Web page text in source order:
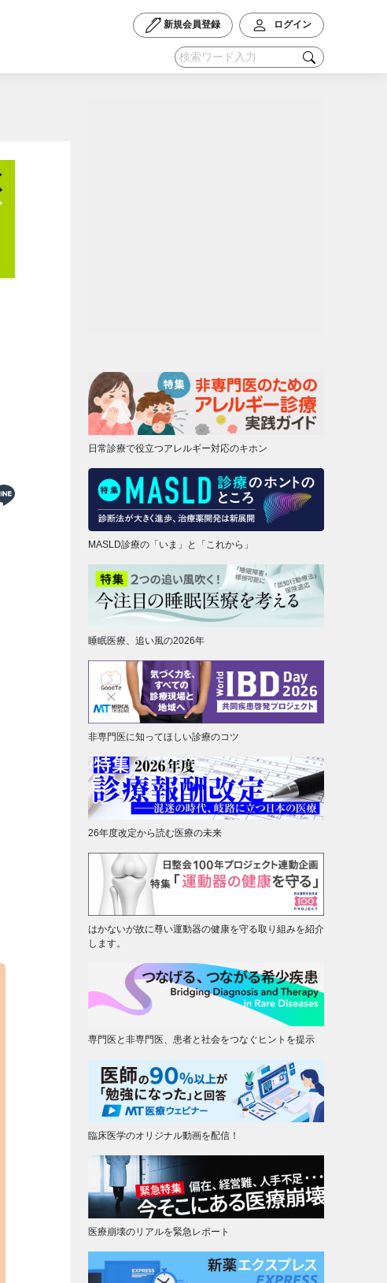
新規会員登録 ログイン
日常診療で役立つアレルギー対応のキホン
MASLD診療の「いま」と「これから」
睡眠医療、追い風の2026年
非専門医に知ってほしい診療のコツ
26年度改定から読む医療の未来
はかないが故に尊い運動器の健康を守る取り組みを紹介
します。
専門医と非専門医、患者と社会をつなぐヒントを提示
臨床医学のオリジナル動画を配信！
医療崩壊のリアルを緊急レポート